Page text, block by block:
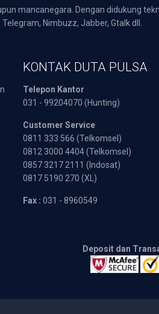
mancanegara. Dengan didukung
Nimbuzz, Jabber, Gtalk dll.
KONTAK DUTA PULSA
Telepon Kantor
031 - 99204070 (Hunting)
Customer Service
0811 333 566 (Telkomsel)
0812 3000 4404 (Telkomsel)
0857 3217 2111 (Indosat)
0817 5190 270 (XL)
Fax : 031 - 8960549
Deposit dan